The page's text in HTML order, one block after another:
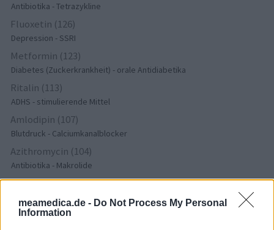
meamedica.de - Do Not Process My Personal
Information
Antibiotika - Tetrazykline
Fluoxetin (126)
Depression - SSRI
Metformin (123)
Diabetes (Zuckerkrankheit) - orale Antidiabetika
Ritalin (113)
ADHS - stimulierende Mittel
Amlodipin (107)
Blutdruck - Calciumkanalblocker
Azithromycin (104)
Antibiotika - Makrolide
Pantoprazol (103)
Magen - Protonenpumpenhemmer
Nitrofurantoin (100)